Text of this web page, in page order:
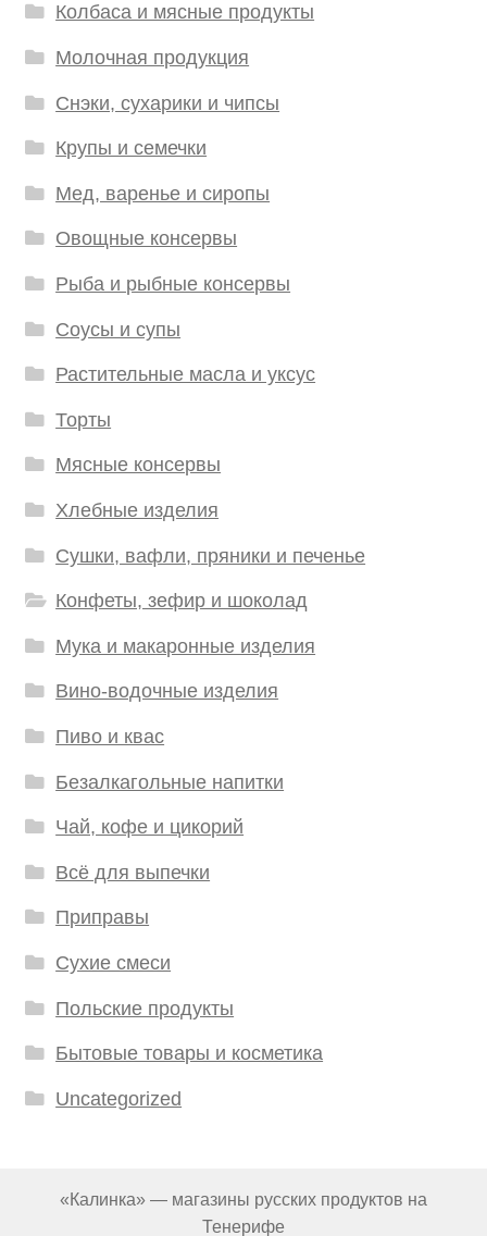
Колбаса и мясные продукты
Молочная продукция
Снэки, сухарики и чипсы
Крупы и семечки
Мед, варенье и сиропы
Овощные консервы
Рыба и рыбные консервы
Соусы и супы
Растительные масла и уксус
Торты
Мясные консервы
Хлебные изделия
Сушки, вафли, пряники и печенье
Конфеты, зефир и шоколад
Мука и макаронные изделия
Вино-водочные изделия
Пиво и квас
Безалкагольные напитки
Чай, кофе и цикорий
Всё для выпечки
Приправы
Сухие смеси
Польские продукты
Бытовые товары и косметика
Uncategorized
«Калинка» — магазины русских продуктов на
Тенерифе